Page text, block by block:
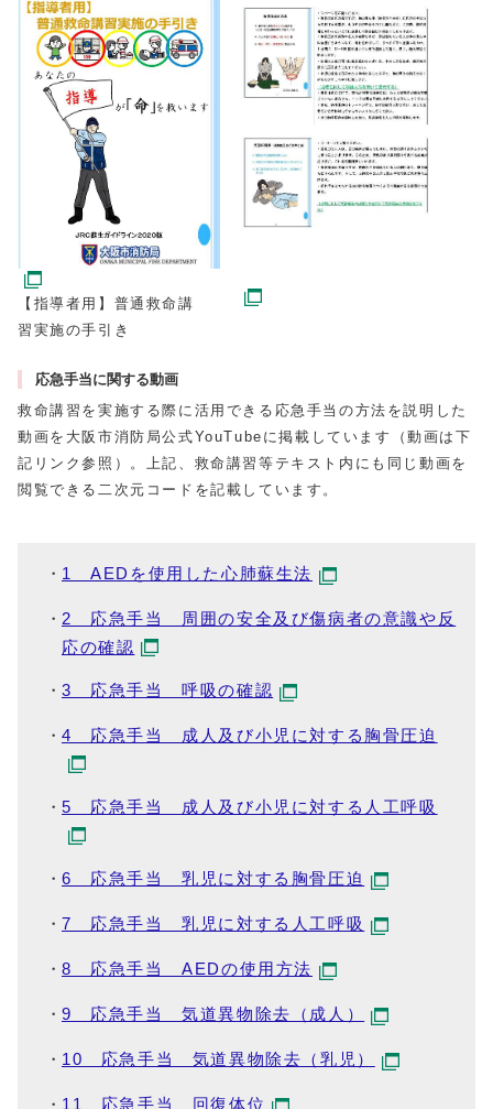
【指導者用】普通救命講
習実施の手引き
応急手当に関する動画
救命講習を実施する際に活用できる応急手当の方法を説明した
動画を大阪市消防局公式YouTubeに掲載しています（動画は下
記リンク参照）。上記、救命講習等テキスト内にも同じ動画を
閲覧できる二次元コードを記載しています。
1 AEDを使用した心肺蘇生法
2 応急手当 周囲の安全及び傷病者の意識や反
応の確認
3 応急手当 呼吸の確認
4 応急手当 成人及び小児に対する胸骨圧迫
5 応急手当 成人及び小児に対する人工呼吸
6 応急手当 乳児に対する胸骨圧迫
7 応急手当 乳児に対する人工呼吸
8 応急手当 AEDの使用方法
9 応急手当 気道異物除去（成人）
10 応急手当 気道異物除去（乳児）
11 応急手当 回復体位